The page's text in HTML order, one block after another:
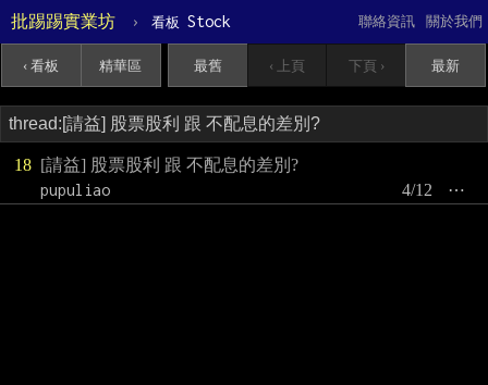
批踢踢實業坊 › 看板 Stock 關於我們
聯絡資訊
‹ 看板 精華區 最舊 ‹ 上頁 下頁 › 最新
18 [請益] 股票股利 跟 不配息的差別?
pupuliao
⋯
4/12